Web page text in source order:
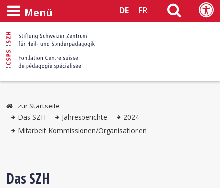
Menü DE FR
zur Startseite
Das SZH
Jahresberichte
2024
Mitarbeit Kommissionen/Organisationen
Das SZH